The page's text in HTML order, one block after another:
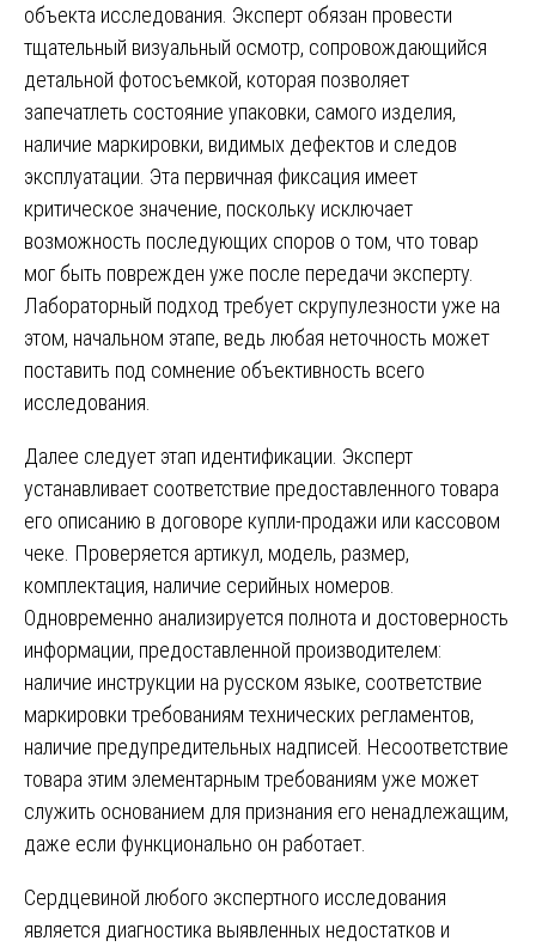
объекта исследования. Эксперт обязан провести
тщательный визуальный осмотр, сопровождающийся
детальной фотосъемкой, которая позволяет
запечатлеть состояние упаковки, самого изделия,
наличие маркировки, видимых дефектов и следов
эксплуатации. Эта первичная фиксация имеет
критическое значение, поскольку исключает
возможность последующих споров о том, что товар
мог быть поврежден уже после передачи эксперту.
Лабораторный подход требует скрупулезности уже на
этом, начальном этапе, ведь любая неточность может
поставить под сомнение объективность всего
исследования.
Далее следует этап идентификации. Эксперт
устанавливает соответствие предоставленного товара
его описанию в договоре купли-продажи или кассовом
чеке. Проверяется артикул, модель, размер,
комплектация, наличие серийных номеров.
Одновременно анализируется полнота и достоверность
информации, предоставленной производителем:
наличие инструкции на русском языке, соответствие
маркировки требованиям технических регламентов,
наличие предупредительных надписей. Несоответствие
товара этим элементарным требованиям уже может
служить основанием для признания его ненадлежащим,
даже если функционально он работает.
Сердцевиной любого экспертного исследования
является диагностика выявленных недостатков и